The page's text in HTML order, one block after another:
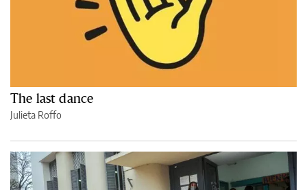
The last dance
Julieta Roffo